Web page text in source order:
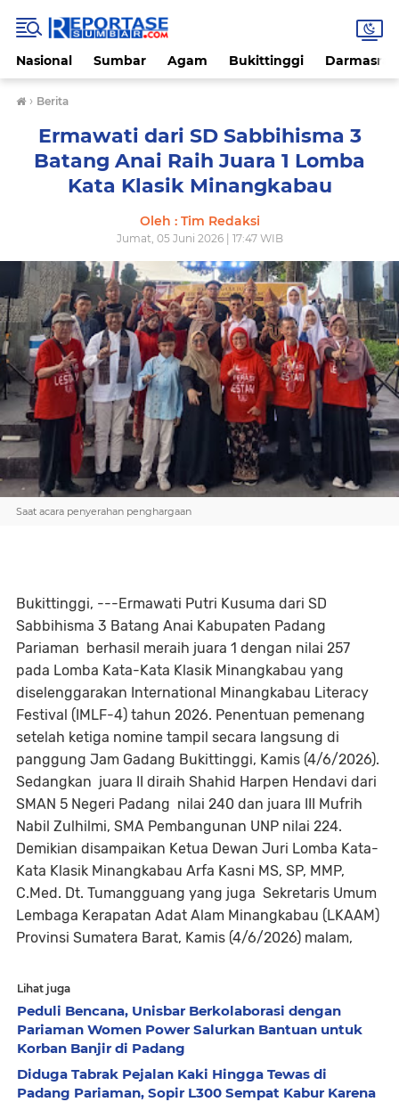
Nasional Sumbar Agam Bukittinggi
› Berita
Ermawati dari SD Sabbihisma 3
Batang Anai Raih Juara 1 Lomba
Kata Klasik Minangkabau
Oleh : Tim Redaksi
Jumat, 05 Juni 2026 | 17:47 WIB
Saat acara penyerahan penghargaan
Bukittinggi, ---Ermawati Putri Kusuma dari SD
Sabbihisma 3 Batang Anai Kabupaten Padang
Pariaman berhasil meraih juara 1 dengan nilai 257
pada Lomba Kata-Kata Klasik Minangkabau yang
diselenggarakan International Minangkabau Literacy
Festival (IMLF-4) tahun 2026. Penentuan pemenang
setelah ketiga nomine tampil secara langsung di
panggung Jam Gadang Bukittinggi, Kamis (4/6/2026).
Sedangkan juara II diraih Shahid Harpen Hendavi dari
SMAN 5 Negeri Padang nilai 240 dan juara III Mufrih
Nabil Zulhilmi, SMA Pembangunan UNP nilai 224.
Demikian disampaikan Ketua Dewan Juri Lomba Kata-
Kata Klasik Minangkabau Arfa Kasni MS, SP, MMP,
C.Med. Dt. Tumangguang yang juga Sekretaris Umum
Lembaga Kerapatan Adat Alam Minangkabau (LKAAM)
Provinsi Sumatera Barat, Kamis (4/6/2026) malam,
Lihat juga
Peduli Bencana, Unisbar Berkolaborasi dengan
Pariaman Women Power Salurkan Bantuan untuk
Korban Banjir di Padang
Diduga Tabrak Pejalan Kaki Hingga Tewas di
Padang Pariaman, Sopir L300 Sempat Kabur Karena